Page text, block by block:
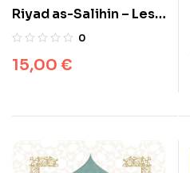
Riyad as-Salihin – Les
jardins des vertueux
0
15,00 €